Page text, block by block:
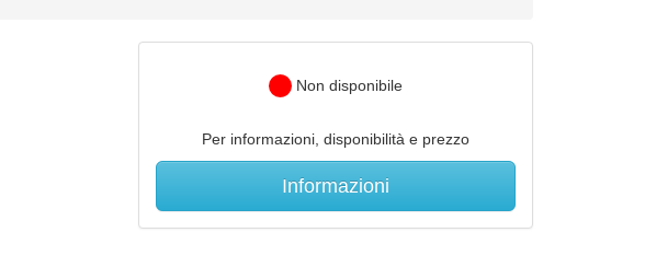
Non disponibile
Per informazioni, disponibilità e prezzo
Informazioni